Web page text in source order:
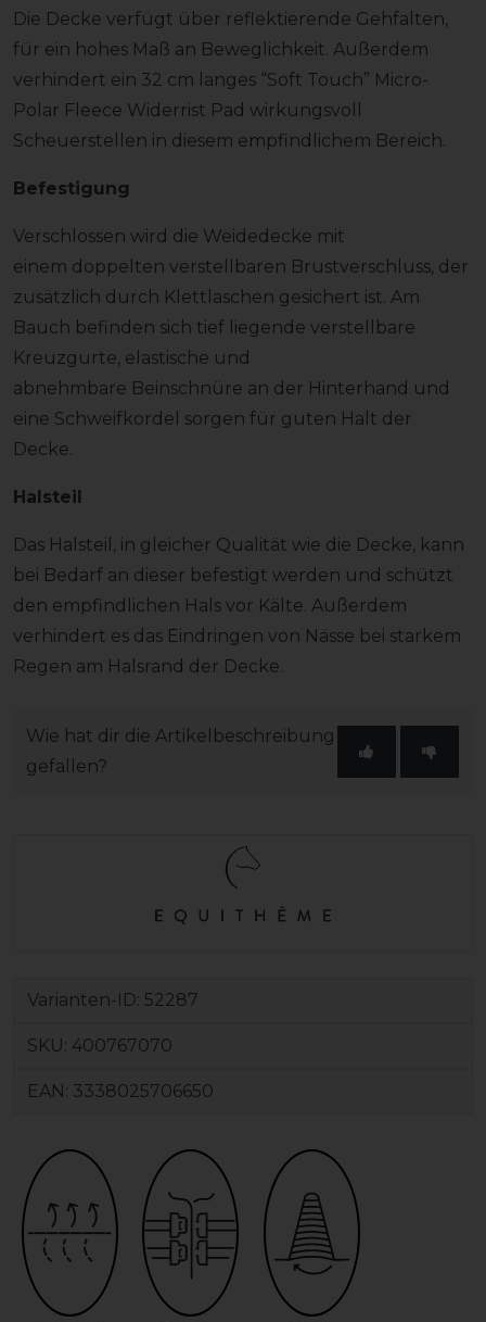
Die Decke verfügt über reflektierende Gehfalten,
für ein hohes Maß an Beweglichkeit. Außerdem
verhindert ein 32 cm langes “Soft Touch” Micro-
Polar Fleece Widerrist Pad wirkungsvoll
Scheuerstellen in diesem empfindlichem Bereich.
Befestigung
Verschlossen wird die Weidedecke mit
einem doppelten verstellbaren Brustverschluss, der
zusätzlich durch Klettlaschen gesichert ist. Am
Bauch befinden sich tief liegende verstellbare
Kreuzgurte, e lastische und
abnehmbare Beinschnüre an der Hinterhand und
eine Schweifkordel sorgen für guten Halt der
Decke.
Halsteil
Das Halsteil, in gleicher Qualität wie die Decke, kann
bei Bedarf an dieser befestigt werden und schützt
den empfindlichen Hals vor Kälte. Außerdem
verhindert es das Eindringen von Nässe bei starkem
Regen am Halsrand der Decke.
Wie hat dir die Artikelbeschreibung
gefallen?
Varianten-ID: 52287
SKU: 400767070
EAN: 3338025706650